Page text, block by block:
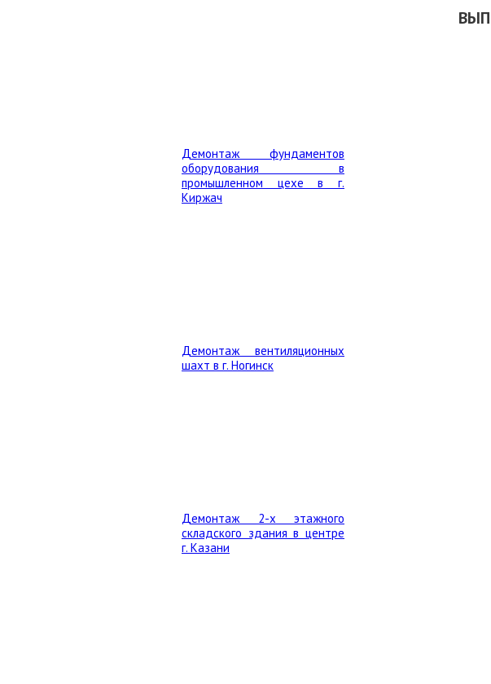
Демонтаж фундаментов
оборудования в
промышленном цехе в г.
Киржач
Демонтаж вентиляционных
шахт в г. Ногинск
Демонтаж 2-х этажного
складского здания в центре
г. Казани